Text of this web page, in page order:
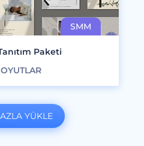
Paketi
YÜKLE